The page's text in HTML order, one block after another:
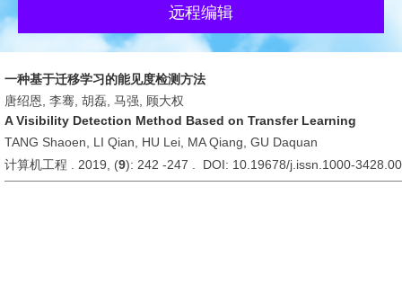
远程编辑
一种基于迁移学习的能见度检测方法
唐绍恩, 李骞, 胡磊, 马强, 顾大权
A Visibility Detection Method Based on Transfer Learning
TANG Shaoen, LI Qian, HU Lei, MA Qiang, GU Daquan
计算机工程 . 2019, (9): 242 -247 . DOI: 10.19678/j.issn.1000-